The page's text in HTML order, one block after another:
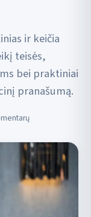
ir keičia
teisės,
bei praktiniai
pranašumą.